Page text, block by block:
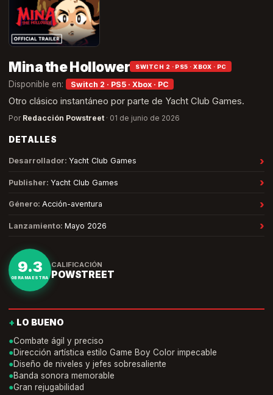
Mina the Hollower SWITCH 2 · PS5 · XBOX · PC
Disponible en: Switch 2 · PS5 · Xbox · PC
Otro clásico instantáneo por parte de Yacht Club Games.
Por Redacción Powstreet · 01 de junio de 2026
DETALLES
Desarrollador: Yacht Club Games ›
Publisher: Yacht Club Games ›
Género: Acción-aventura ›
Lanzamiento: Mayo 2026 ›
9.3
OBRA MAESTRA
CALIFICACIÓN
POWSTREET
+ LO BUENO
●Combate ágil y preciso
●Dirección artística estilo Game Boy Color impecable
●Diseño de niveles y jefes sobresaliente
●Banda sonora memorable
●Gran rejugabilidad